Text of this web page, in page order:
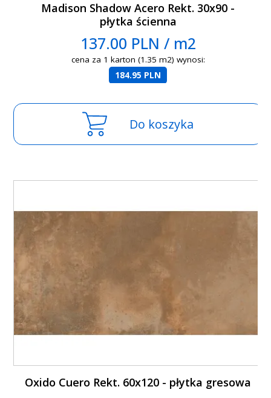
Madison Shadow Acero Rekt. 30x90 -
płytka ścienna
137.00 PLN / m2
cena za 1 karton (1.35 m2) wynosi:
184.95 PLN
Do koszyka
Oxido Cuero Rekt. 60x120 - płytka gresowa